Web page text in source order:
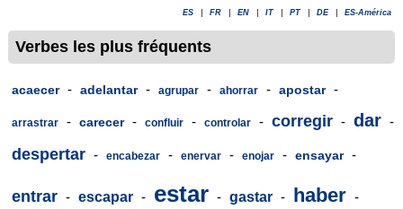
ES FR EN IT PT DE ES-América
Verbes les plus fréquents
acaecer - adelantar - agrupar - ahorrar - apostar -
arrastrar - carecer - confluir - controlar - corregir - dar -
despertar - encabezar - enervar - enojar - ensayar -
entrar - escapar - estar - gastar - haber -